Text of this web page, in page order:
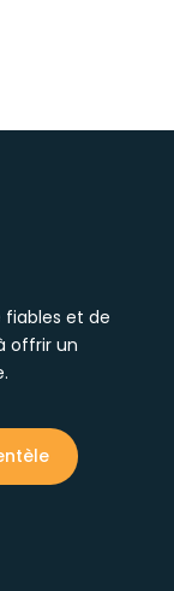
fiables et de
offrir un